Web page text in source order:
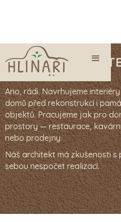
NAVRHUJETE
Ano, rádi. Navrhujeme
domů před rekonstrukcí i
objektů. Pracujeme jak pro
prostory — restaurace,
nebo prodejny.
Náš architekt má zkušenosti
sebou nespočet realizací.